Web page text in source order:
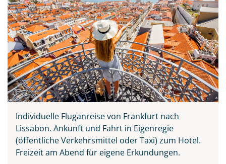
Individuelle Fluganreise von Frankfurt nach
Lissabon. Ankunft und Fahrt in Eigenregie
(öffentliche Verkehrsmittel oder Taxi) zum Hotel.
Freizeit am Abend für eigene Erkundungen.